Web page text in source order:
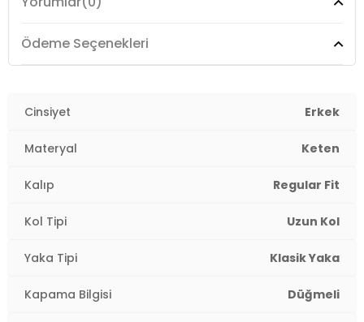
Boy:Standart
Kalıp Bilgisi:Regular Fit
Menşei:
Ödeme Seçenekleri
Cinsiyet Erkek
Materyal Keten
Kalıp Regular Fit
Kol Tipi Uzun Kol
Yaka Tipi Klasik Yaka
Kapama Bilgisi Düğmeli